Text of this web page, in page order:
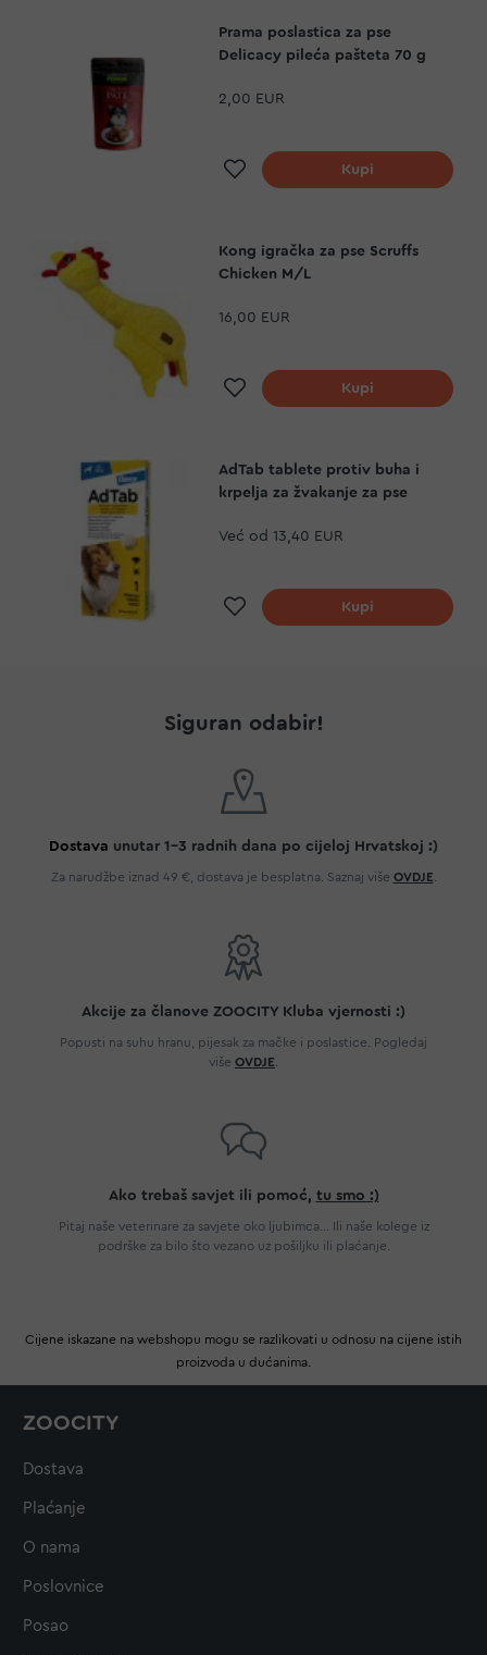
Prama poslastica za pse
Delicacy pileća pašteta 70 g
2,00 EUR
Dodaj na listu želja
Kupi
Kong igračka za pse Scruffs
Chicken M/L
16,00 EUR
Dodaj na listu želja
Kupi
AdTab tablete protiv buha i
krpelja za žvakanje za pse
Već od 13,40 EUR
Dodaj na listu želja
Kupi
Siguran odabir!
Dostava unutar 1-3 radnih dana po cijeloj Hrvatskoj :)
Za narudžbe iznad 49 €, dostava je besplatna. Saznaj više OVDJE
Akcije za članove ZOOCITY Kluba vjernosti :)
Popusti na suhu hranu, pijesak za mačke i poslastice. Pogledaj
više OVDJE
Ako trebaš savjet ili pomoć, tu smo :)
Pitaj naše veterinare za savjete oko ljubimca... Ili naše kolege iz
podrške za bilo što vezano uz pošiljku ili plaćanje.
Cijene iskazane na webshopu mogu se razlikovati u odnosu na cijene istih
proizvoda u dućanima.
ZOOCITY
Dostava
Plaćanje
O nama
Poslovnice
Posao